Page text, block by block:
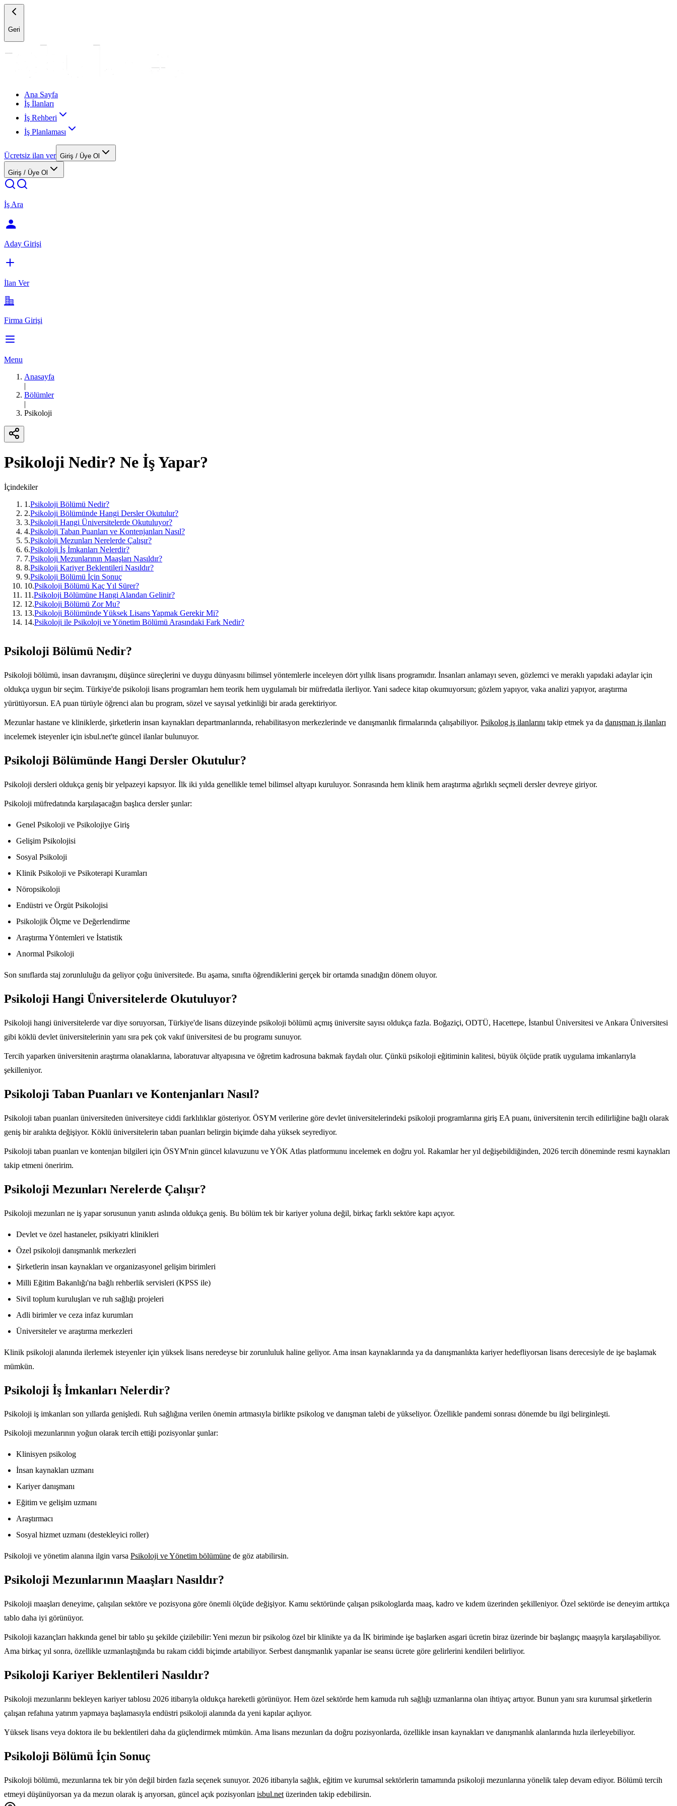
Geri
Ana Sayfa
İş İlanları
İş Rehberi
İş Planlaması
Ücretsiz ilan ver Giriş / Üye Ol
Giriş / Üye Ol
İş Ara
Aday Girişi
İlan Ver
Firma Girişi
Menu
Anasayfa
|
Bölümler
|
Psikoloji
Psikoloji Nedir? Ne İş Yapar?
İçindekiler
1 .Psikoloji Bölümü Nedir?
2.Psikoloji Bölümünde Hangi Dersler Okutulur?
3.Psikoloji Hangi Üniversitelerde Okutuluyor?
4.Psikoloji Taban Puanları ve Kontenjanları Nasıl?
5.Psikoloji Mezunları Nerelerde Çalışır?
6.Psikoloji İş İmkanları Nelerdir?
7.Psikoloji Mezunlarının Maaşları Nasıldır?
8.Psikoloji Kariyer Beklentileri Nasıldır?
9.Psikoloji Bölümü İçin Sonuç
10.Psikoloji Bölümü Kaç Yıl Sürer?
11 .Psikoloji Bölümüne Hangi Alandan Gelinir?
12.Psikoloji Bölümü Zor Mu?
13.Psikoloji Bölümünde Yüksek Lisans Yapmak Gerekir Mi?
14.Psikoloji ile Psikoloji ve Yönetim Bölümü Arasındaki Fark Nedir?
Psikoloji Bölümü Nedir?
Psikoloji bölümü, insan davranışını, düşünce süreçlerini ve duygu dünyasını bilimsel yöntemlerle inceleyen dört yıllık lisans programıdır. İnsanları anlamayı seven, gözlemci ve meraklı yapıdaki adaylar için
oldukça uygun bir seçim. Türkiye'de psikoloji lisans programları hem teorik hem uygulamalı bir müfredatla ilerliyor. Yani sadece kitap okumuyorsun; gözlem yapıyor, vaka analizi yapıyor, araştırma
yürütüyorsun. EA puan türüyle öğrenci alan bu program, sözel ve sayısal yetkinliği bir arada gerektiriyor.
Mezunlar hastane ve kliniklerde, şirketlerin insan kaynakları departmanlarında, rehabilitasyon merkezlerinde ve danışmanlık firmalarında çalışabiliyor. Psikolog iş ilanlarını takip etmek ya da danışman iş ilanları
incelemek isteyenler için isbul.net'te güncel ilanlar bulunuyor.
Psikoloji Bölümünde Hangi Dersler Okutulur?
Psikoloji dersleri oldukça geniş bir yelpazeyi kapsıyor. İlk iki yılda genellikle temel bilimsel altyapı kuruluyor. Sonrasında hem klinik hem araştırma ağırlıklı seçmeli dersler devreye giriyor.
Psikoloji müfredatında karşılaşacağın başlıca dersler şunlar:
Genel Psikoloji ve Psikolojiye Giriş
Gelişim Psikolojisi
Sosyal Psikoloji
Klinik Psikoloji ve Psikoterapi Kuramları
Nöropsikoloji
Endüstri ve Örgüt Psikolojisi
Psikolojik Ölçme ve Değerlendirme
Araştırma Yöntemleri ve İstatistik
Anormal Psikoloji
Son sınıflarda staj zorunluluğu da geliyor çoğu üniversitede. Bu aşama, sınıfta öğrendiklerini gerçek bir ortamda sınadığın dönem oluyor.
Psikoloji Hangi Üniversitelerde Okutuluyor?
Psikoloji hangi üniversitelerde var diye soruyorsan, Türkiye'de lisans düzeyinde psikoloji bölümü açmış üniversite sayısı oldukça fazla. Boğaziçi, ODTÜ, Hacettepe, İstanbul Üniversitesi ve Ankara Üniversitesi
gibi köklü devlet üniversitelerinin yanı sıra pek çok vakıf üniversitesi de bu programı sunuyor.
Tercih yaparken üniversitenin araştırma olanaklarına, laboratuvar altyapısına ve öğretim kadrosuna bakmak faydalı olur. Çünkü psikoloji eğitiminin kalitesi, büyük ölçüde pratik uygulama imkanlarıyla
şekilleniyor.
Psikoloji Taban Puanları ve Kontenjanları Nasıl?
Psikoloji taban puanları üniversiteden üniversiteye ciddi farklılıklar gösteriyor. ÖSYM verilerine göre devlet üniversitelerindeki psikoloji programlarına giriş EA puanı, üniversitenin tercih edilirliğine bağlı olarak
geniş bir aralıkta değişiyor. Köklü üniversitelerin taban puanları belirgin biçimde daha yüksek seyrediyor.
Psikoloji taban puanları ve kontenjan bilgileri için ÖSYM'nin güncel kılavuzunu ve YÖK Atlas platformunu incelemek en doğru yol. Rakamlar her yıl değişebildiğinden, 2026 tercih döneminde resmi kaynakları
takip etmeni öneririm.
Psikoloji Mezunları Nerelerde Çalışır?
Psikoloji mezunları ne iş yapar sorusunun yanıtı aslında oldukça geniş. Bu bölüm tek bir kariyer yoluna değil, birkaç farklı sektöre kapı açıyor.
Devlet ve özel hastaneler, psikiyatri klinikleri
Özel psikoloji danışmanlık merkezleri
Şirketlerin insan kaynakları ve organizasyonel gelişim birimleri
Milli Eğitim Bakanlığı'na bağlı rehberlik servisleri (KPSS ile)
Sivil toplum kuruluşları ve ruh sağlığı projeleri
Adli birimler ve ceza infaz kurumları
Üniversiteler ve araştırma merkezleri
Klinik psikoloji alanında ilerlemek isteyenler için yüksek lisans neredeyse bir zorunluluk haline geliyor. Ama insan kaynaklarında ya da danışmanlıkta kariyer hedefliyorsan lisans derecesiyle de işe başlamak
mümkün.
Psikoloji İş İmkanları Nelerdir?
Psikoloji iş imkanları son yıllarda genişledi. Ruh sağlığına verilen önemin artmasıyla birlikte psikolog ve danışman talebi de yükseliyor. Özellikle pandemi sonrası dönemde bu ilgi belirginleşti.
Psikoloji mezunlarının yoğun olarak tercih ettiği pozisyonlar şunlar:
Klinisyen psikolog
İnsan kaynakları uzmanı
Kariyer danışmanı
Eğitim ve gelişim uzmanı
Araştırmacı
Sosyal hizmet uzmanı (destekleyici roller)
Psikoloji ve yönetim alanına ilgin varsa Psikoloji ve Yönetim bölümüne de göz atabilirsin.
Psikoloji Mezunlarının Maaşları Nasıldır?
Psikoloji maaşları deneyime, çalışılan sektöre ve pozisyona göre önemli ölçüde değişiyor. Kamu sektöründe çalışan psikologlarda maaş, kadro ve kıdem üzerinden şekilleniyor. Özel sektörde ise deneyim arttıkça
tablo daha iyi görünüyor.
Psikoloji kazançları hakkında genel bir tablo şu şekilde çizilebilir: Yeni mezun bir psikolog özel bir klinikte ya da İK biriminde işe başlarken asgari ücretin biraz üzerinde bir başlangıç maaşıyla karşılaşabiliyor.
Ama birkaç yıl sonra, özellikle uzmanlaştığında bu rakam ciddi biçimde artabiliyor. Serbest danışmanlık yapanlar ise seansı ücrete göre gelirlerini kendileri belirliyor.
Psikoloji Kariyer Beklentileri Nasıldır?
Psikoloji mezunlarını bekleyen kariyer tablosu 2026 itibarıyla oldukça hareketli görünüyor. Hem özel sektörde hem kamuda ruh sağlığı uzmanlarına olan ihtiyaç artıyor. Bunun yanı sıra kurumsal şirketlerin
çalışan refahına yatırım yapmaya başlamasıyla endüstri psikoloji alanında da yeni kapılar açılıyor.
Yüksek lisans veya doktora ile bu beklentileri daha da güçlendirmek mümkün. Ama lisans mezunları da doğru pozisyonlarda, özellikle insan kaynakları ve danışmanlık alanlarında hızla ilerleyebiliyor.
Psikoloji Bölümü İçin Sonuç
Psikoloji bölümü, mezunlarına tek bir yön değil birden fazla seçenek sunuyor. 2026 itibarıyla sağlık, eğitim ve kurumsal sektörlerin tamamında psikoloji mezunlarına yönelik talep devam ediyor. Bölümü tercih
etmeyi düşünüyorsan ya da mezun olarak iş arıyorsan, güncel açık pozisyonları isbul.net üzerinden takip edebilirsin.